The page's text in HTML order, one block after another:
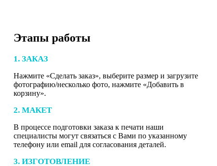
Этапы работы
1. ЗАКАЗ
Нажмите «Сделать заказ», выберите размер и загрузите
фотографию/несколько фото, нажмите «Добавить в
корзину».
2. МАКЕТ
В процессе подготовки заказа к печати наши
специалисты могут связаться с Вами по указанному
телефону или email для согласования деталей.
3. ИЗГОТОВЛЕНИЕ